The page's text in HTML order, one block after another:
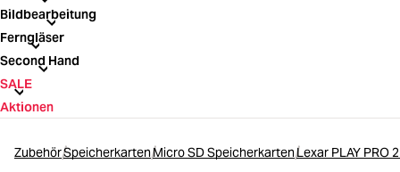
Licht & Studio
Bildbearbeitung
Bildbearbeitung
Ferngläser
Ferngläser
Second Hand
Second Hand
SALE
SALE
Aktionen
ZubehörSpeicherkartenMicro SD SpeicherkartenLexar PLAY PRO